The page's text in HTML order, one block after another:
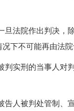
旦法院作出判决，
下不可能再由法院
判实刑的当事人对
告人被判处管制、